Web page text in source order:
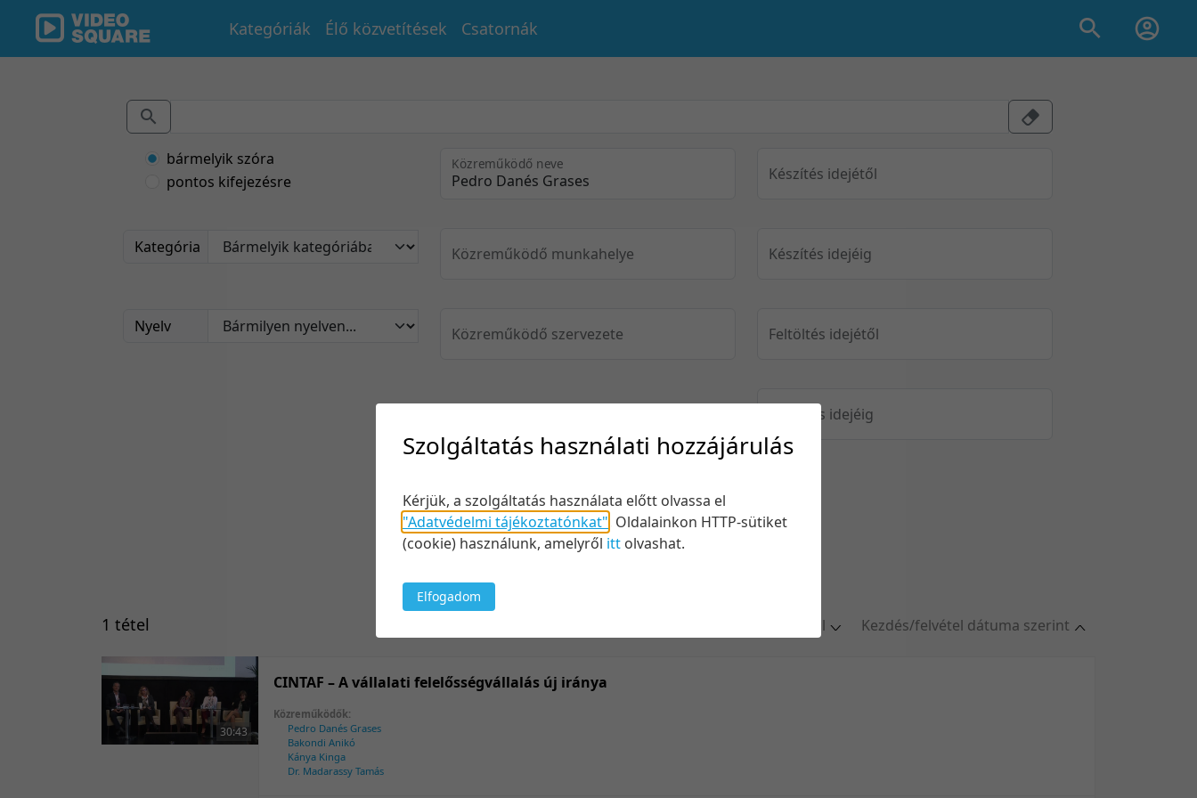
Kategóriák Élő közvetítések Csatornák
bármelyik szóra
pontos kifejezésre
Kategória
Nyelv
Közreműködő neve
Közreműködő munkahelye
Közreműködő szervezete
Készítés idejétől
Készítés idejéig
Feltöltés idejétől
Feltöltés idejéig
Keresés
Kezdés/felvétel dátuma szerint
1 tétel
10 tétel/oldal
30:43
CINTAF – A vállalati felelősségvállalás új iránya
Közreműködők:
Pedro Danés Grases
Bakondi Anikó
Kánya Kinga
Dr. Madarassy Tamás
Szolgáltatás használati hozzájárulás
Kérjük, a szolgáltatás használata előtt olvassa el
"Adatvédelmi tájékoztatónkat" Oldalainkon HTTP-sütiket
(cookie) használunk, amelyről itt olvashat.
Elfogadom